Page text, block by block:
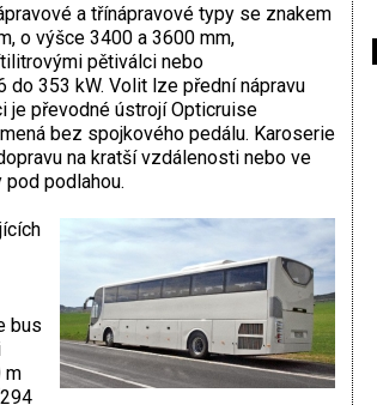
a třínápravové typy se znakem
o výšce 3400 a 3600 mm,
pětiválci nebo
353 kW. Volit lze přední nápravu
je převodné ústrojí Opticruise
bez spojkového pedálu. Karoserie
na kratší vzdálenosti nebo ve
podlahou.
bus
m